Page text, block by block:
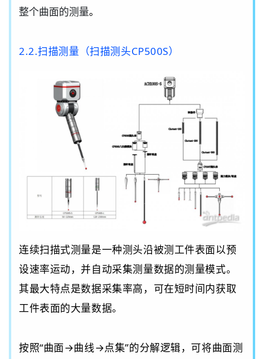
整个曲面的测量。
2.2.扫描测量（扫描测头CP500S）
连续扫描式测量是一种测头沿被测工件表面以预
设速率运动，并自动采集测量数据的测量模式。
其最大特点是数据采集率高，可在短时间内获取
工件表面的大量数据。
按照“曲面→曲线→点集”的分解逻辑，可将曲面测